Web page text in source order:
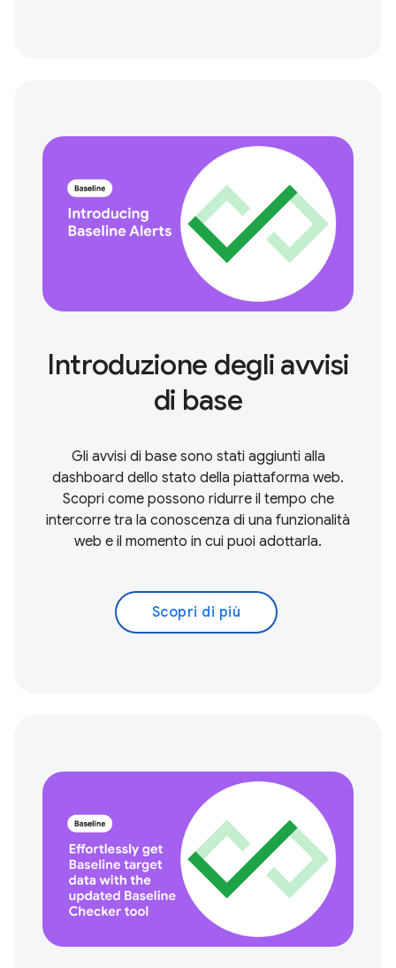
Introduzione degli avvisi
di base
Gli avvisi di base sono stati aggiunti alla
dashboard dello stato della piattaforma web.
Scopri come possono ridurre il tempo che
intercorre tra la conoscenza di una funzionalità
web e il momento in cui puoi adottarla.
Scopri di più